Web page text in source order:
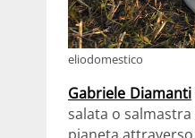
eliodomestico
Gabriele Diamanti
salata o